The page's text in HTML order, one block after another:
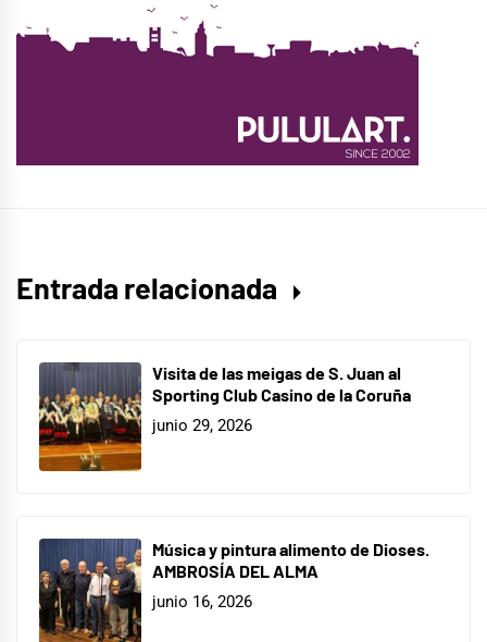
Entrada relacionada
Visita de las meigas de S. Juan al
Sporting Club Casino de la Coruña
junio 29, 2026
Música y pintura alimento de Dioses.
AMBROSÍA DEL ALMA
junio 16, 2026